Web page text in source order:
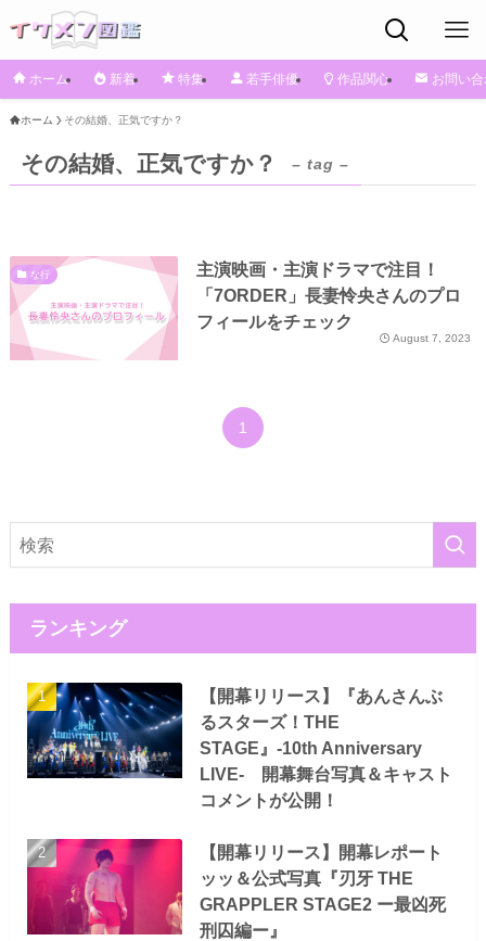
ホーム 新着 特集 若手俳優 作品関心 お問い
ホーム その結婚、正気ですか？
その結婚、正気ですか？ – tag –
な行
主演映画・主演ドラマで注目！
「7ORDER」長妻怜央さんのプロ
フィールをチェック
August 7, 2023
1
ランキング
【開幕リリース】『あんさんぶ
るスターズ！THE
STAGE』-10th Anniversary
LIVE- 開幕舞台写真＆キャスト
コメントが公開！
【開幕リリース】開幕レポート
ッッ＆公式写真『刃牙 THE
GRAPPLER STAGE2 ー最凶死
刑囚編ー』